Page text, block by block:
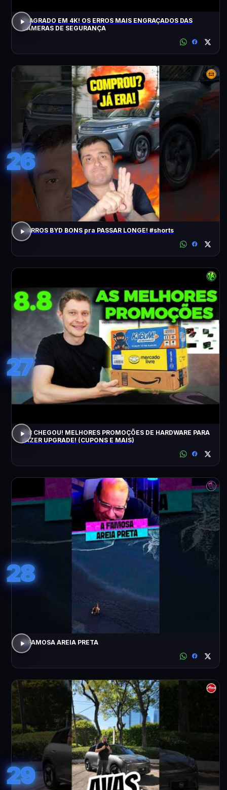
FLAGRADO EM 4K! OS ERROS MAIS ENGRAÇADOS DAS
CÂMERAS DE SEGURANÇA
26
CARROS BYD BONS pra PASSAR LONGE! #shorts
27
8.8 CHEGOU! MELHORES PROMOÇÕES DE HARDWARE PARA
FAZER UPGRADE! (CUPONS E MAIS)
28
A FAMOSA AREIA PRETA
29